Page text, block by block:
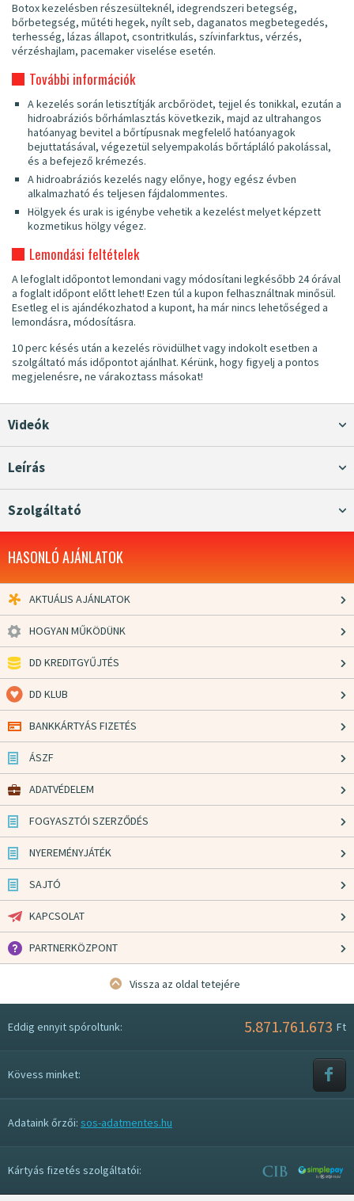
Botox kezelésben részesülteknél, idegrendszeri betegség,
bőrbetegség, műtéti hegek, nyílt seb, daganatos megbetegedés,
terhesség, lázas állapot, csontritkulás, szívinfarktus, vérzés,
vérzéshajlam, pacemaker viselése esetén.
További információk
A kezelés során letisztítják arcbőrödet, tejjel és tonikkal, ezután a
hidroabráziós bőrhámlasztás következik, majd az ultrahangos
hatóanyag bevitel a bőrtípusnak megfelelő hatóanyagok
bejuttatásával, végezetül selyempakolás bőrtápláló pakolással,
és a befejező krémezés.
A hidroabráziós kezelés nagy előnye, hogy egész évben
alkalmazható és teljesen fájdalommentes.
Hölgyek és urak is igénybe vehetik a kezelést melyet képzett
kozmetikus hölgy végez.
Lemondási feltételek
A lefoglalt időpontot lemondani vagy módosítani legkésőbb 24 órával
a foglalt időpont előtt lehet! Ezen túl a kupon felhasználtnak minősül.
Esetleg el is ajándékozhatod a kupont, ha már nincs lehetőséged a
lemondásra, módosításra.
10 perc késés után a kezelés rövidülhet vagy indokolt esetben a
szolgáltató más időpontot ajánlhat. Kérünk, hogy figyelj a pontos
megjelenésre, ne várakoztass másokat!
Videók
Leírás
Szolgáltató
HASONLÓ AJÁNLATOK
AKTUÁLIS AJÁNLATOK
HOGYAN MŰKÖDÜNK
DD KREDITGYŰJTÉS
DD KLUB
BANKKÁRTYÁS FIZETÉS
ÁSZF
ADATVÉDELEM
FOGYASZTÓI SZERZŐDÉS
NYEREMÉNYJÁTÉK
SAJTÓ
KAPCSOLAT
PARTNERKÖZPONT
Vissza az oldal tetejére
Eddig ennyit spóroltunk: 5.871.761.673 Ft
Kövess minket:
Adataink őrzői: sos-adatmentes.hu
Kártyás fizetés szolgáltatói: